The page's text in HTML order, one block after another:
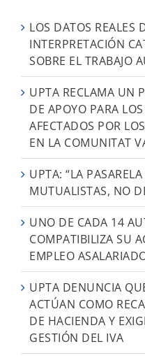
LOS DATOS REALES
INTERPRETACIÓN
SOBRE EL TRABAJO
UPTA RECLAMA UN
DE APOYO PARA
AFECTADOS POR
EN LA COMUNITAT
UPTA: “LA
MUTUALISTAS, NO
UNO DE CADA 14
COMPATIBILIZA SU
EMPLEO
UPTA DENUNCIA
ACTÚAN COMO
DE HACIENDA Y
GESTIÓN DEL IVA